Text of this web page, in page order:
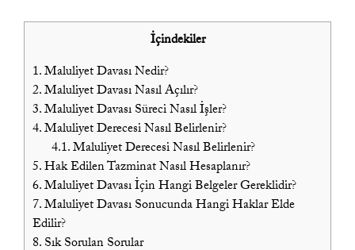
İçindekiler
1. Maluliyet Davası Nedir?
2. Maluliyet Davası Nasıl Açılır?
3. Maluliyet Davası Süreci Nasıl İşler?
4. Maluliyet Derecesi Nasıl Belirlenir?
4.1. Maluliyet Derecesi Nasıl Belirlenir?
5. Hak Edilen Tazminat Nasıl Hesaplanır?
6. Maluliyet Davası İçin Hangi Belgeler Gereklidir?
7. Maluliyet Davası Sonucunda Hangi Haklar Elde
Edilir?
8. Sık Sorulan Sorular